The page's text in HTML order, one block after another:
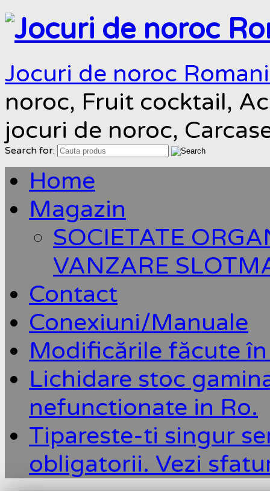
Jocuri de noroc
noroc, Fruit cocktail,
jocuri de noroc,
Search for:
Home
Magazin
SOCIETATE
VANZARE
Contact
Conexiuni/Manuale
Modificările făcute
Lichidare stoc
nefunctionate in Ro.
Tipareste-ti singur
obligatorii. Vezi